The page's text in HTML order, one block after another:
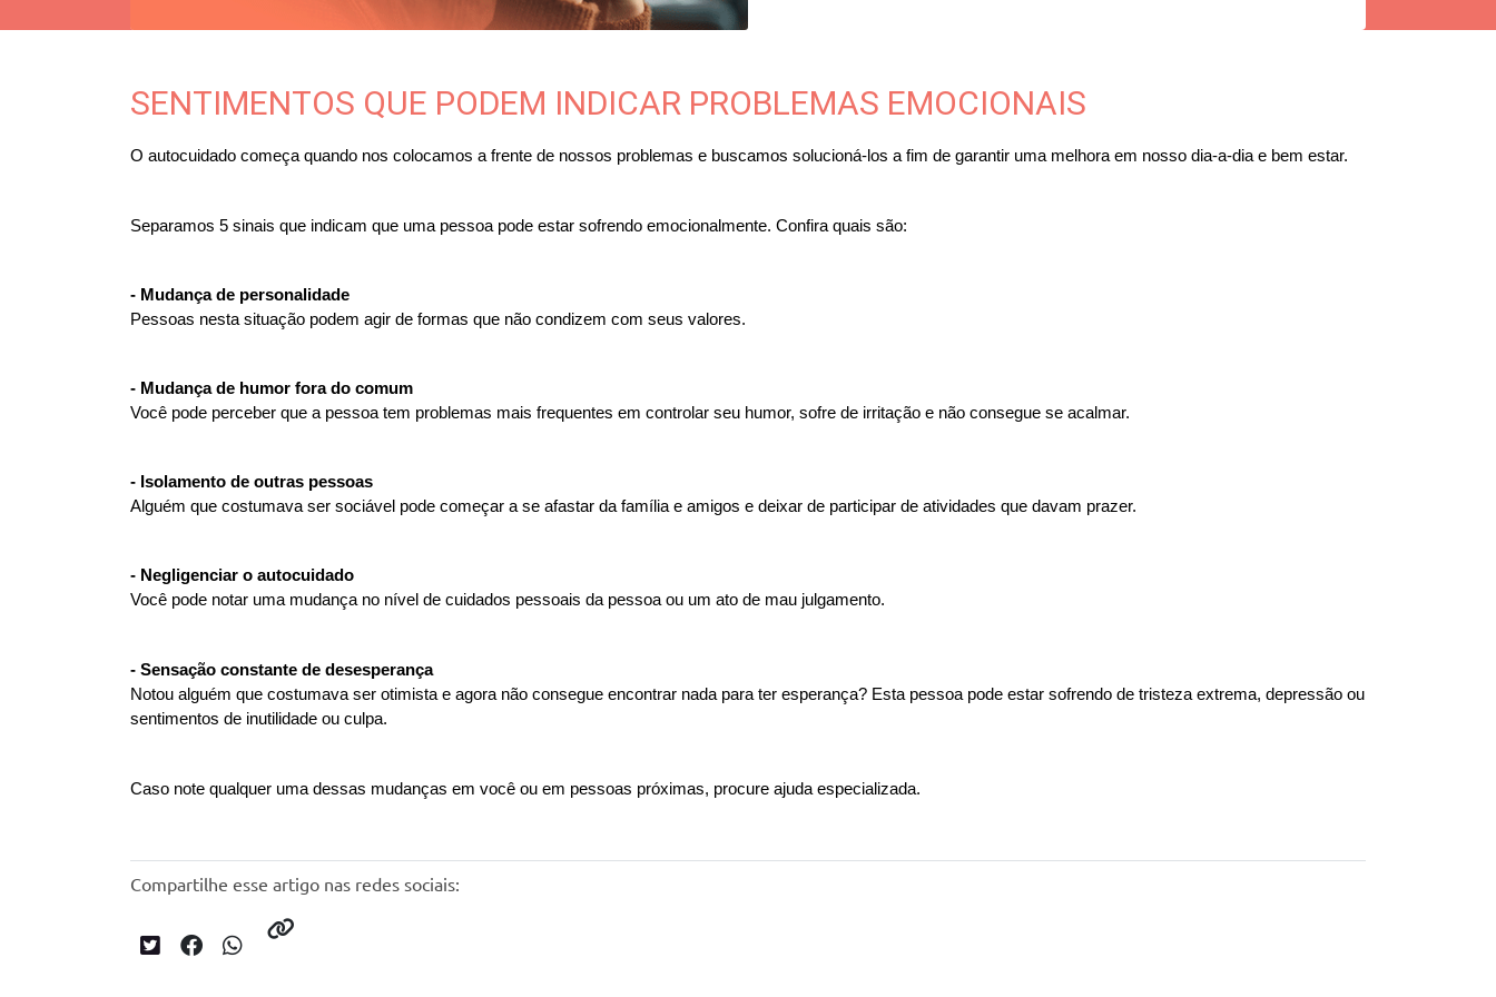
SENTIMENTOS QUE PODEM INDICAR PROBLEMAS EMOCIONAIS
O autocuidado começa quando nos colocamos a frente de nossos problemas e buscamos solucioná-los a fim de garantir uma melhora em nosso dia-a-dia e bem estar.
Separamos 5 sinais que indicam que uma pessoa pode estar sofrendo emocionalmente. Confira quais são:
- Mudança de personalidade
Pessoas nesta situação podem agir de formas que não condizem com seus valores.
- Mudança de humor fora do comum
Você pode perceber que a pessoa tem problemas mais frequentes em controlar seu humor, sofre de irritação e não consegue se acalmar.
- Isolamento de outras pessoas
Alguém que costumava ser sociável pode começar a se afastar da família e amigos e deixar de participar de atividades que davam prazer.
- Negligenciar o autocuidado
Você pode notar uma mudança no nível de cuidados pessoais da pessoa ou um ato de mau julgamento.
- Sensação constante de desesperança
Notou alguém que costumava ser otimista e agora não consegue encontrar nada para ter esperança? Esta pessoa pode estar sofrendo de tristeza extrema, depressão ou
sentimentos de inutilidade ou culpa.
Caso note qualquer uma dessas mudanças em você ou em pessoas próximas, procure ajuda especializada.
Compartilhe esse artigo nas redes sociais: